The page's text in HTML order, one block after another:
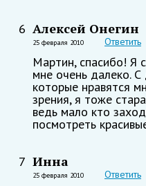
6 Алексей Онегин
25 февраля 2010 Ответить
Мартин, спасибо! Я
мне очень далеко. С
которые нравятся
зрения, я тоже
ведь мало кто
посмотреть
7 Инна
25 февраля 2010 Ответить